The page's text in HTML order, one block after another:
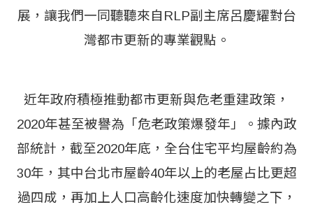
展，讓我們一同聽聽來自RLP副主席呂慶耀對台
灣都市更新的專業觀點。
近年政府積極推動都市更新與危老重建政策，
2020年甚至被譽為「危老政策爆發年」。據內政
部統計，截至2020年底，全台住宅平均屋齡約為
30年，其中台北市屋齡40年以上的老屋占比更超
過四成，再加上人口高齡化速度加快轉變之下，